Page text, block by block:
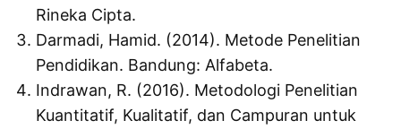
Rineka Cipta.
Darmadi, Hamid. (2014). Metode Penelitian
Pendidikan. Bandung: Alfabeta.
Indrawan, R. (2016). Metodologi Penelitian
Kuantitatif, Kualitatif, dan Campuran untuk